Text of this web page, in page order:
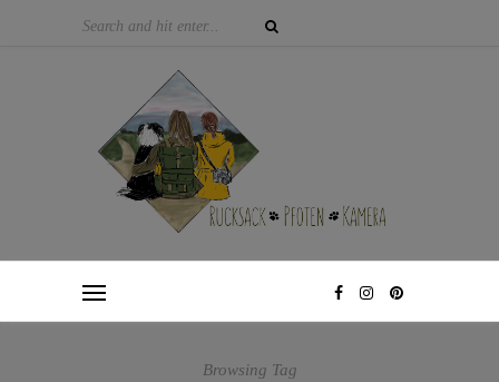
Browsing Tag